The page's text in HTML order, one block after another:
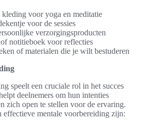
voor yoga en meditatie
voor de sessies
verzorgingsproducten
notitieboek voor reflecties
of materialen die je wilt bestuderen
speelt een cruciale rol in het succes
deelnemers om hun intenties
zich open te stellen voor de ervaring.
effectieve mentale voorbereiding zijn: